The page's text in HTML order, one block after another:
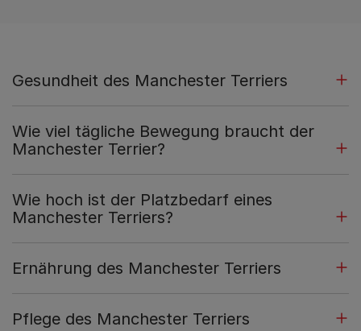
Gesundheit des Manchester Terriers
Wie viel tägliche Bewegung braucht der
Manchester Terrier?
Wie hoch ist der Platzbedarf eines
Manchester Terriers?
Ernährung des Manchester Terriers
Pflege des Manchester Terriers